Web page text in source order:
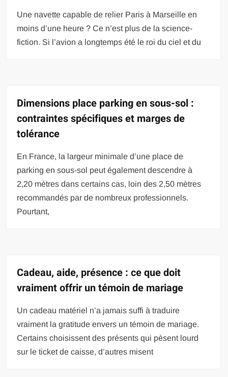
Une navette capable de relier Paris à Marseille en
moins d’une heure ? Ce n’est plus de la science-
fiction. Si l’avion a longtemps été le roi du ciel et du
Dimensions place parking en sous-sol :
contraintes spécifiques et marges de
tolérance
En France, la largeur minimale d’une place de
parking en sous-sol peut également descendre à
2,20 mètres dans certains cas, loin des 2,50 mètres
recommandés par de nombreux professionnels.
Pourtant,
Cadeau, aide, présence : ce que doit
vraiment offrir un témoin de mariage
Un cadeau matériel n’a jamais suffi à traduire
vraiment la gratitude envers un témoin de mariage.
Certains choisissent des présents qui pèsent lourd
sur le ticket de caisse, d’autres misent